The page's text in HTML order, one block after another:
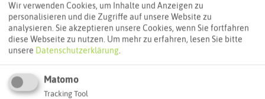
Adresse:
Kletterhalle Malakoff
Knappenstraße
46238 Bottrop
Webseite
Wir verwenden Cookies, um Inhalte und Anzeigen zu
personalisieren und die Zugriffe auf unsere Website zu
analysieren. Sie akzeptieren unsere Cookies, wenn Sie fortfahren
diese Webseite zu nutzen. Um mehr zu erfahren, lesen Sie bitte
unsere Datenschutzerklärung.
Matomo
Tracking Tool